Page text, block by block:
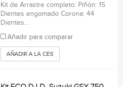
Kit de Arrastre completo: Piñón: 15
Dientes engomado Corona: 44
Dientes...
Añadir para comparar
AÑADIR A LA CESTA